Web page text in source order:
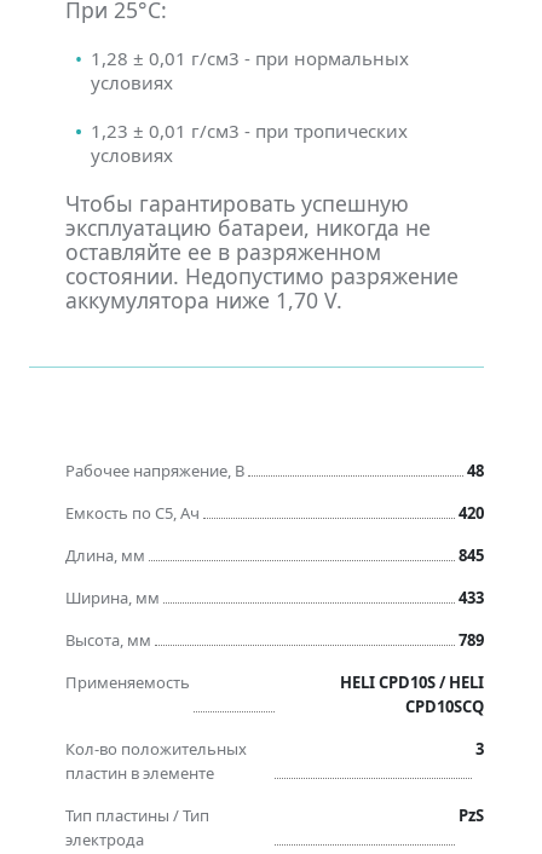
При 25°С:
1,28 ± 0,01 г/см3 - при нормальных
условиях
1,23 ± 0,01 г/см3 - при тропических
условиях
Чтобы гарантировать успешную
эксплуатацию батареи, никогда не
оставляйте ее в разряженном
состоянии. Недопустимо разряжение
аккумулятора ниже 1,70 V.
Рабочее напряжение, В
48
Емкость по C5, Ач
420
Длина, мм
845
Ширина, мм
433
Высота, мм
789
Применяемость
HELI CPD10S / HELI
CPD10SCQ
Кол-во положительных
пластин в элементе
3
Тип пластины / Тип
электрода
PzS